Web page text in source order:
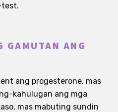
test.
GAMUTAN ANG
ang progesterone, mas
kahulugan ang mga
mas mabuting sundin